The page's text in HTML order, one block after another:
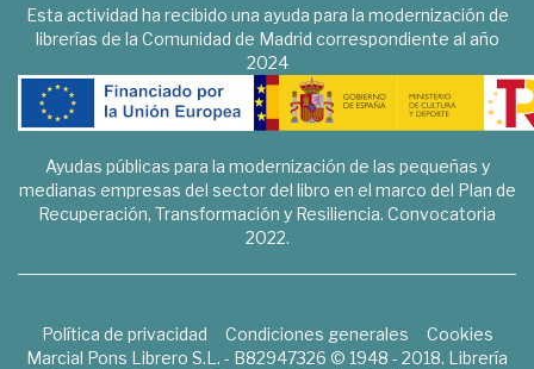
Esta actividad ha recibido una ayuda para la modernización de
librerías de la Comunidad de Madrid correspondiente al año
2024
Ayudas públicas para la modernización de las pequeñas y
medianas empresas del sector del libro en el marco del Plan de
Recuperación, Transformación y Resiliencia. Convocatoria
2022.
Política de privacidad Condiciones generales
Cookies
Marcial Pons Librero S.L. - B82947326 © 1948 - 2018. Librería